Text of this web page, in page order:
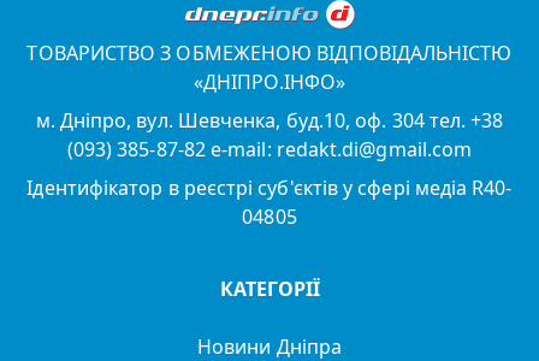
ТОВАРИСТВО З ОБМЕЖЕНОЮ ВІДПОВІДАЛЬНІСТЮ
«ДНІПРО.ІНФО»
м. Дніпро, вул. Шевченка, буд.10, оф. 304 тел. +38
(093) 385-87-82 e-mail: redakt.di@gmail.com
Ідентифікатор в реєстрі суб'єктів у сфері медіа R40-
04805
КАТЕГОРІЇ
Новини Дніпра